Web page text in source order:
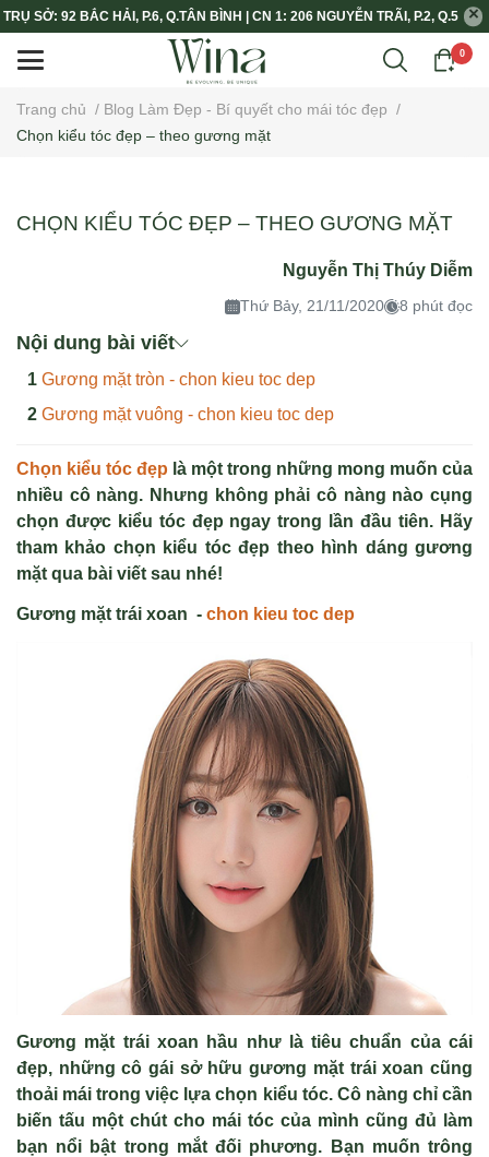
TRỤ SỞ: 92 BẮC HẢI, P.6, Q.TÂN BÌNH | CN 1: 206 NGUYỄN TRÃI, P.2, Q.5
0
Trang chủ / Blog Làm Đẹp - Bí quyết cho mái tóc đẹp /
Chọn kiểu tóc đẹp – theo gương mặt
CHỌN KIỂU TÓC ĐẸP – THEO GƯƠNG MẶT
Nguyễn Thị Thúy Diễm
Thứ Bảy, 21/11/2020 8 phút đọc
Nội dung bài viết
Gương mặt tròn - chon kieu toc dep
Gương mặt vuông - chon kieu toc dep
Chọn kiểu tóc đẹp là một trong những mong muốn của
nhiều cô nàng. Nhưng không phải cô nàng nào cụng
chọn được kiểu tóc đẹp ngay trong lần đầu tiên. Hãy
tham khảo chọn kiểu tóc đẹp theo hình dáng gương
mặt qua bài viết sau nhé!
Gương mặt trái xoan - chon kieu toc dep
Gương mặt trái xoan hầu như là tiêu chuẩn của cái
đẹp, những cô gái sở hữu gương mặt trái xoan cũng
thoải mái trong việc lựa chọn kiểu tóc. Cô nàng chỉ cần
biến tấu một chút cho mái tóc của mình cũng đủ làm
bạn nổi bật trong mắt đối phương. Bạn muốn trông